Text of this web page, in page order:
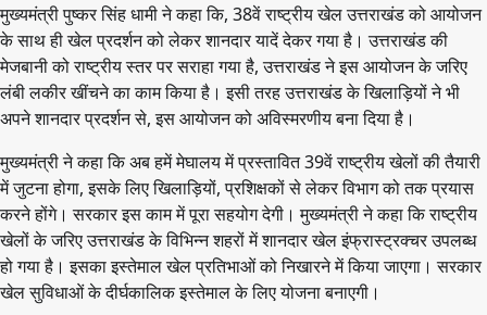
मुख्यमंत्री पुष्कर सिंह धामी ने कहा कि, 38वें राष्ट्रीय खेल उत्तराखंड को आयोजन
के साथ ही खेल प्रदर्शन को लेकर शानदार यादें देकर गया है। उत्तराखंड की
मेजबानी को राष्ट्रीय स्तर पर सराहा गया है, उत्तराखंड ने इस आयोजन के जरिए
लंबी लकीर खींचने का काम किया है। इसी तरह उत्तराखंड के खिलाड़ियों ने भी
अपने शानदार प्रदर्शन से, इस आयोजन को अविस्मरणीय बना दिया है।
मुख्यमंत्री ने कहा कि अब हमें मेघालय में प्रस्तावित 39वें राष्ट्रीय खेलों की तैयारी
में जुटना होगा, इसके लिए खिलाड़ियों, प्रशिक्षकों से लेकर विभाग को तक प्रयास
करने होंगे। सरकार इस काम में पूरा सहयोग देगी। मुख्यमंत्री ने कहा कि राष्ट्रीय
खेलों के जरिए उत्तराखंड के विभिन्न शहरों में शानदार खेल इंफ्रास्ट्रक्चर उपलब्ध
हो गया है। इसका इस्तेमाल खेल प्रतिभाओं को निखारने में किया जाएगा। सरकार
खेल सुविधाओं के दीर्घकालिक इस्तेमाल के लिए योजना बनाएगी।